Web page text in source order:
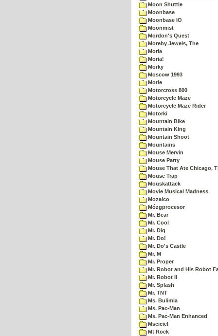
Moon Shuttle
Moonbase
Moonbase IO
Moonmist
Mordon's Quest
Moreby Jewels, The
Moria
Moria!
Morky
Moscow 1993
Motie
Motorcross 800
Motorcycle Maze
Motorcycle Maze Rider
Motorki
Mountain Bike
Mountain King
Mountain Shoot
Mountains
Mouse Mervin
Mouse Party
Mouse That Ate Chicago,
Mouse Trap
Mouskattack
Movie Musical Madness
Mozaico
Mózgprocesor
Mr. Bear
Mr. Cool
Mr. Dig
Mr. Do!
Mr. Do's Castle
Mr. M
Mr. Proper
Mr. Robot and His Robot
Mr. Robot II
Mr. Splash
Mr. TNT
Ms. Bulimia
Ms. Pac-Man
Ms. Pac-Man Enhanced
Msciciel
Mt Rock